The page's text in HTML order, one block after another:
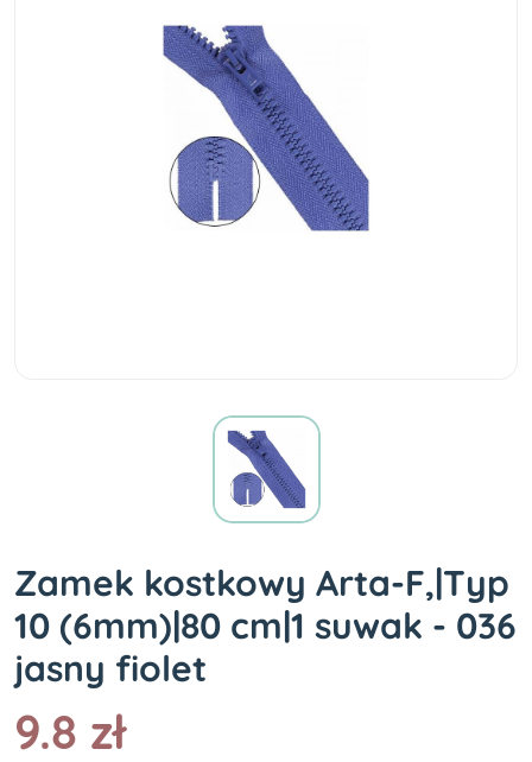
Zamek kostkowy Arta-F,|Typ
10 (6mm)|80 cm|1 suwak - 036
jasny fiolet
9.8 zł